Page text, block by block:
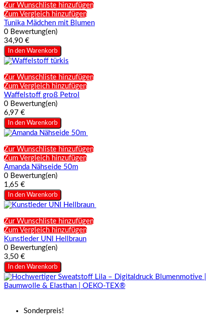
Zur Wunschliste hinzufügen
Zum Vergleich hinzufügen
Tunika Mädchen mit Blumen
0 Bewertung(en)
34,90 €
In den Warenkorb
Zur Wunschliste hinzufügen
Zum Vergleich hinzufügen
Waffelstoff groß Petrol
0 Bewertung(en)
6,97 €
In den Warenkorb
Zur Wunschliste hinzufügen
Zum Vergleich hinzufügen
Amanda Nähseide 50m
0 Bewertung(en)
1,65 €
In den Warenkorb
Zur Wunschliste hinzufügen
Zum Vergleich hinzufügen
Kunstleder UNI Hellbraun
0 Bewertung(en)
3,50 €
In den Warenkorb
Sonderpreis!